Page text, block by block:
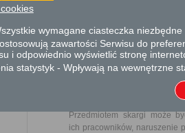
Tryb odwoławczy
Odwołanie wnosi się do
organu, który ją wydał. O
w polskiej placówce
Przedmiotem skargi może
ich pracowników, naruszenie
wymagane ciasteczka
zawartości Serwisu do
i odpowiednio wyświetlić stronę
statystyk - Wpływają na wewnętrzne